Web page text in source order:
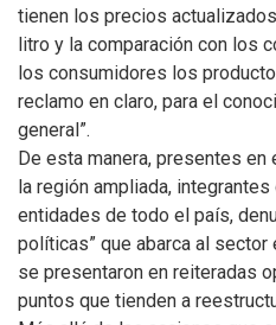
tienen los precios
litro y la comparación con los
los consumidores los
reclamo en claro, para el
general”.
De esta manera, presentes
la región ampliada,
entidades de todo el país,
políticas” que abarca al sector
se presentaron en reiteradas
puntos que tienden a